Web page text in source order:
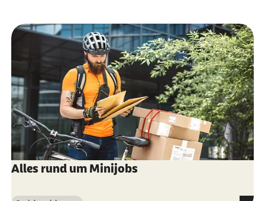
Alles rund um Minijobs